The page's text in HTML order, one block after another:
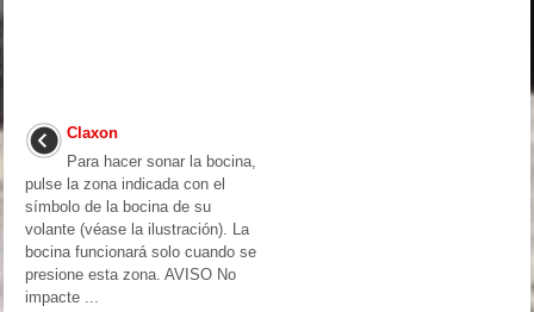
Claxon
Para hacer sonar la bocina,
pulse la zona indicada con el
símbolo de la bocina de su
volante (véase la ilustración). La
bocina funcionará solo cuando se
presione esta zona. AVISO No
impacte ...